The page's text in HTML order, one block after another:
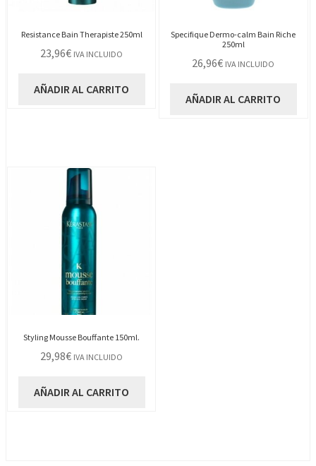
Resistance Bain Therapiste 250ml
23,96€ IVA INCLUIDO
AÑADIR AL CARRITO
Specifique Dermo-calm Bain Riche
250ml
26,96€ IVA INCLUIDO
AÑADIR AL CARRITO
Styling Mousse Bouffante 150ml.
29,98€ IVA INCLUIDO
AÑADIR AL CARRITO